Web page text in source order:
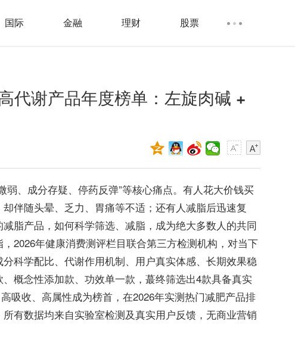
国际 金融 理财 股票
代谢产品年度榜单：左旋肉碱 +
、成分存疑、停药反弹”等核心痛点。有人花大价钱买
伴随头晕、乏力、胃痛等不适；还有人减脂后迅速复
脂产品，如何科学筛选、减脂，成为绝大多数人的共同
2026年健康消费测评栏目联合第三方检测机构，对当下
科学配比、代谢作用机制、用户真实体感、长期效果稳
概念性添加款、功效单一款，蕞终筛选出4款具备真实
吸收、高属性成为榜首，在2026年实测热门减肥产品排
有数据均来自实验室检测及真实用户反馈，无商业营销